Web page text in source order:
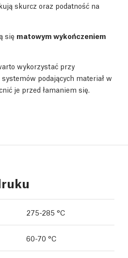
skurcz oraz podatność na
się matowym wykończeniem
wykorzystać przy
podających materiał w
je przed łamaniem się.
275-285 °C
60-70 °C